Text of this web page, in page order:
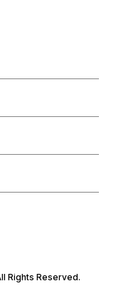
Rights Reserved.